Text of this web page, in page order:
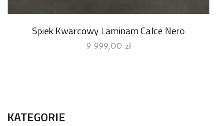
Spiek Kwarcowy Laminam Calce Nero
9 999,00 zł
KATEGORIE